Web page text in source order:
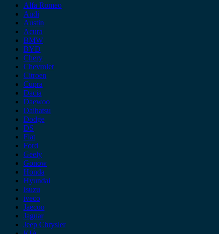
Alfa Romeo
Audi
Austin
Acura
BMW
BYD
Chery
Chevrolet
Citroen
Cupra
Dacia
Daewoo
Daihatsu
Dodge
DS
Fiat
Ford
Geely
Gonow
Honda
Hyundai
Isuzu
iveco
Jaecoo
Jaguar
Jeep Chrysler